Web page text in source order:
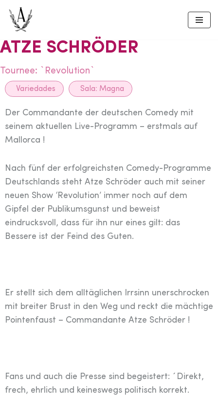
Skip
to
content
ATZE SCHRÖDER
Tournee: `Revolution`
Variedades Sala: Magna
Der Commandante der deutschen Comedy mit
seinem aktuellen Live-Programm – erstmals auf
Mallorca !
Nach fünf der erfolgreichsten Comedy-Programme
Deutschlands steht Atze Schröder auch mit seiner
neuen Show ‘Revolution’ immer noch auf dem
Gipfel der Publikumsgunst und beweist
eindrucksvoll, dass für ihn nur eines gilt: das
Bessere ist der Feind des Guten.
Er stellt sich dem alltäglichen Irrsinn unerschrocken
mit breiter Brust in den Weg und reckt die mächtige
Pointenfaust – Commandante Atze Schröder !
Fans und auch die Presse sind begeistert: ´Direkt,
frech, ehrlich und keineswegs politisch korrekt.